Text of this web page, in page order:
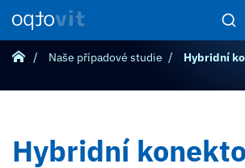
Naše případové studie Hybridní
Hybridní